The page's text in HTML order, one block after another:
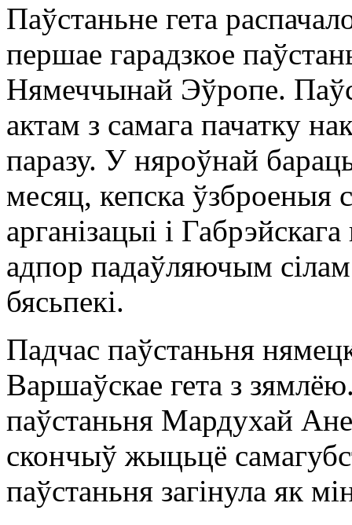
Паўстаньне гета
першае гарадзкое
Нямеччынай Эўропе.
актам з самага пачатку
паразу. У няроўнай
месяц, кепска ўзброеныя
арганізацыі і
адпор падаўляючым
бясьпекі.
Падчас паўстаньня
Варшаўскае гета з
паўстаньня Мардухай
скончыў жыцьцё
паўстаньня загінула як